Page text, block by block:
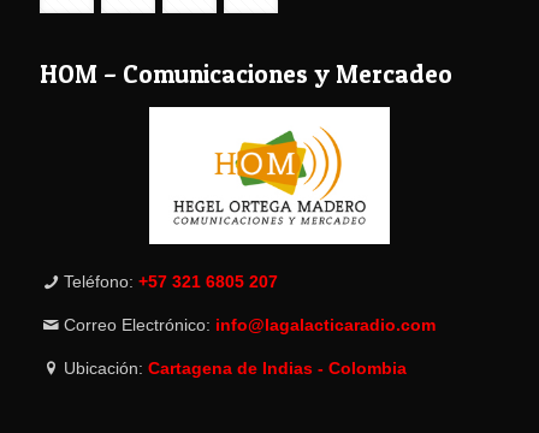
HOM – Comunicaciones y Mercadeo
Teléfono: +57 321 6805 207
Correo Electrónico: info@lagalacticaradio.com
Ubicación: Cartagena de Indias - Colombia